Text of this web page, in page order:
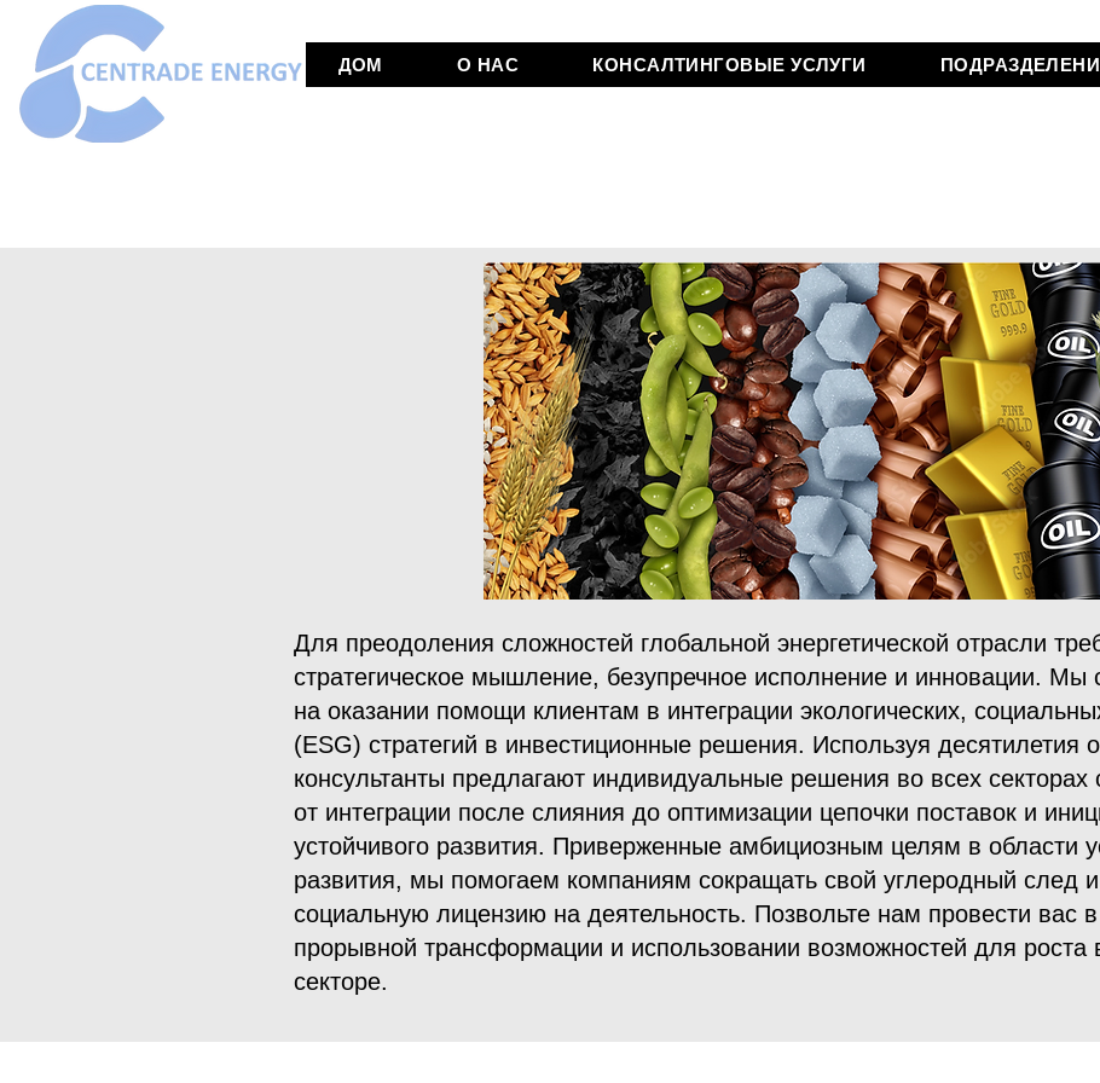
ДОМ О НАС КОНСАЛТИНГОВЫЕ УСЛУГИ
Для преодоления сложностей глобальной энергетической отрасли
стратегическое мышление, безупречное исполнение и инновации. Мы
на оказании помощи клиентам в интеграции экологических,
(ESG) стратегий в инвестиционные решения. Используя десятилетия
консультанты предлагают индивидуальные решения во всех секторах
от интеграции после слияния до оптимизации цепочки поставок и
устойчивого развития. Приверженные амбициозным целям в области
развития, мы помогаем компаниям сокращать свой углеродный след и
социальную лицензию на деятельность. Позвольте нам провести вас
прорывной трансформации и использовании возможностей для
секторе.